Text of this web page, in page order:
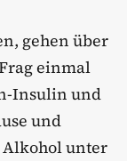
gehen über
einmal
Insulin und
und
unter